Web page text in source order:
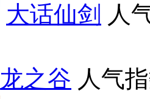
大话仙剑 人
龙之谷 人气